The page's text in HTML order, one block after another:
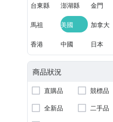
台東縣 澎湖縣 金門
馬祖 美國 加拿大
香港 中國 日本
商品狀況
直購品
競標品
全新品
二手品